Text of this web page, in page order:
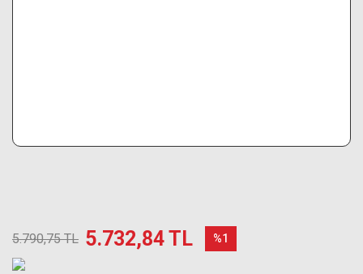
5.790,75 TL 5.732,84 TL %1